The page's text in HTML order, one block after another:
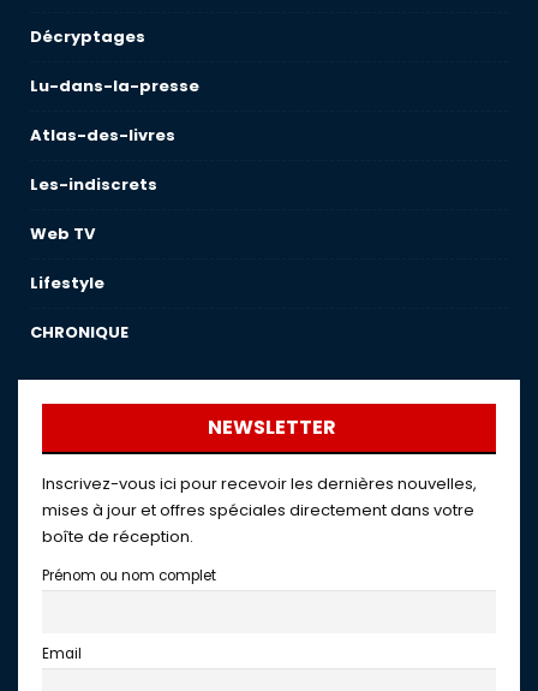
Décryptages
Lu-dans-la-presse
Atlas-des-livres
Les-indiscrets
Web TV
Lifestyle
CHRONIQUE
NEWSLETTER
Inscrivez-vous ici pour recevoir les dernières nouvelles,
mises à jour et offres spéciales directement dans votre
boîte de réception.
Prénom ou nom complet
Email